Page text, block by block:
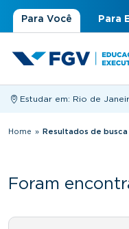
Para Você Para
Estudar em: Rio de
Você está
Home » Resultados de busca
Foram